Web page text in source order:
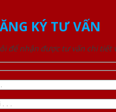
KÝ TƯ VẤN
để nhận được tư vấn chi tiết